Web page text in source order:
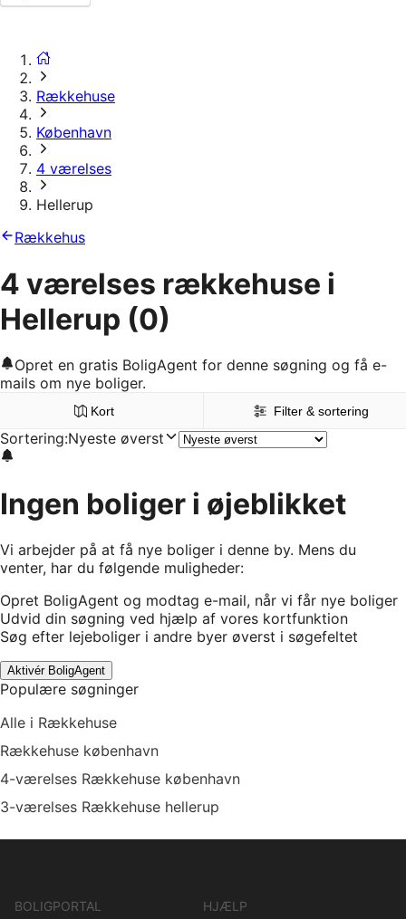
Rækkehuse
København
4 værelses
Hellerup
Rækkehus
4 værelses rækkehuse i
Hellerup (0)
Opret en gratis BoligAgent for denne søgning og få e-
mails om nye boliger.
Kort Filter & sortering
Sortering:Nyeste øverst
Ingen boliger i øjeblikket
Vi arbejder på at få nye boliger i denne by. Mens du
venter, har du følgende muligheder:
Opret BoligAgent og modtag e-mail, når vi får nye boliger
Udvid din søgning ved hjælp af vores kortfunktion
Søg efter lejeboliger i andre byer øverst i søgefeltet
Aktivér BoligAgent
Populære søgninger
Alle i Rækkehuse
Rækkehuse københavn
4-værelses Rækkehuse københavn
3-værelses Rækkehuse hellerup
BOLIGPORTAL
HJÆLP